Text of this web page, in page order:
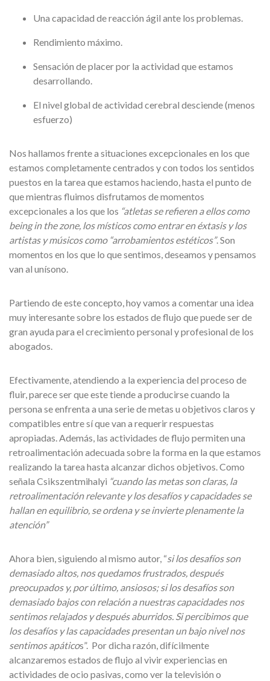
Una capacidad de reacción ágil ante los problemas.
Rendimiento máximo.
Sensación de placer por la actividad que estamos
desarrollando.
El nivel global de actividad cerebral desciende (menos
esfuerzo)
Nos hallamos frente a situaciones excepcionales en los que
estamos completamente centrados y con todos los sentidos
puestos en la tarea que estamos haciendo, hasta el punto de
que mientras fluimos disfrutamos de momentos
excepcionales a los que los “atletas se refieren a ellos como
being in the zone, los místicos como entrar en éxtasis y los
artistas y músicos como “arrobamientos estéticos”. Son
momentos en los que lo que sentimos, deseamos y pensamos
van al unísono.
Partiendo de este concepto, hoy vamos a comentar una idea
muy interesante sobre los estados de flujo que puede ser de
gran ayuda para el crecimiento personal y profesional de los
abogados.
Efectivamente, atendiendo a la experiencia del proceso de
fluir, parece ser que este tiende a producirse cuando la
persona se enfrenta a una serie de metas u objetivos claros y
compatibles entre sí que van a requerir respuestas
apropiadas. Además, las actividades de flujo permiten una
retroalimentación adecuada sobre la forma en la que estamos
realizando la tarea hasta alcanzar dichos objetivos. Como
señala Csikszentmihalyi “cuando las metas son claras, la
retroalimentación relevante y los desafíos y capacidades se
hallan en equilibrio, se ordena y se invierte plenamente la
atención”
Ahora bien, siguiendo al mismo autor, “si los desafíos son
demasiado altos, nos quedamos frustrados, después
preocupados y, por último, ansiosos; si los desafíos son
demasiado bajos con relación a nuestras capacidades nos
sentimos relajados y después aburridos. Si percibimos que
los desafíos y las capacidades presentan un bajo nivel nos
sentimos apáticos”. Por dicha razón, difícilmente
alcanzaremos estados de flujo al vivir experiencias en
actividades de ocio pasivas, como ver la televisión o